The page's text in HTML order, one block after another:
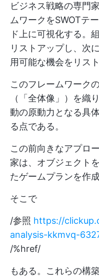
ビジネス戦略の専門
ムワークをSWOTテ
ド上に可視化する。
リストアップし、次
用可能な機会をリス
このフレームワーク
（「全体像」）を織
動の原動力となる具
る点である。
この前向きなアプロ
家は、オブジェクト
たゲームプランを作
そこで
/参照 https://
analysis-kkmvq-
/%href/
もある。これらの構